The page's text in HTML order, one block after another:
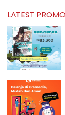
LATEST PROMO